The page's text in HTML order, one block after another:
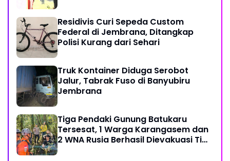
Residivis Curi Sepeda Custom
Federal di Jembrana, Ditangkap
Polisi Kurang dari Sehari
Truk Kontainer Diduga Serobot
Jalur, Tabrak Fuso di Banyubiru
Jembrana
Tiga Pendaki Gunung Batukaru
Tersesat, 1 Warga Karangasem dan
2 WNA Rusia Berhasil Dievakuasi Tim